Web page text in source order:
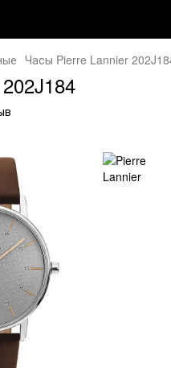
Часы Pierre Lannier